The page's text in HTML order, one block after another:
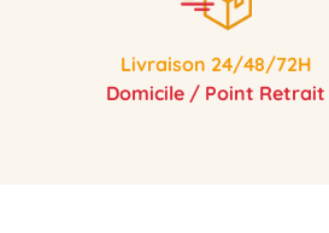
Livraison 24/48/72H
Domicile / Point Retrait